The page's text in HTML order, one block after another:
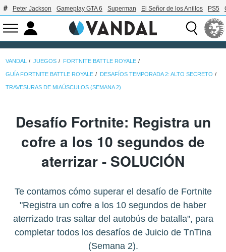
Peter Jackson Gameplay GTA 6 Superman El Señor de los Anillos PS5
VANDAL JUEGOS FORTNITE BATTLE ROYALE
GUÍA FORTNITE BATTLE ROYALE DESAFÍOS TEMPORADA 2: ALTO SECRETO
TRAVESURAS DE MIAÚSCULOS (SEMANA 2)
Desafío Fortnite: Registra un
cofre a los 10 segundos de
aterrizar - SOLUCIÓN
Te contamos cómo superar el desafío de Fortnite
"Registra un cofre a los 10 segundos de haber
aterrizado tras saltar del autobús de batalla", para
completar todos los desafíos de Juicio de TnTina
(Semana 2).